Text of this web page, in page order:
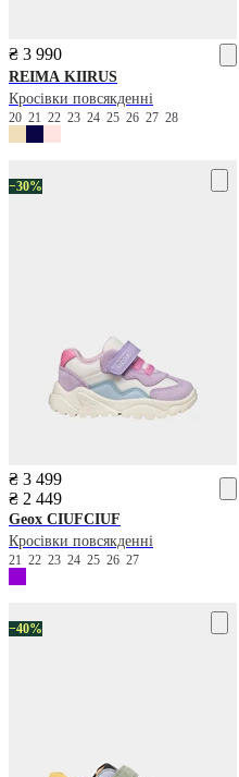
₴ 3 990
REIMA KIIRUS
Кросівки повсякденні
20 21 22 23 24 25 26 27 28
−30%
₴ 3 499
₴ 2 449
Geox CIUFCIUF
Кросівки повсякденні
21 22 23 24 25 26 27
−40%